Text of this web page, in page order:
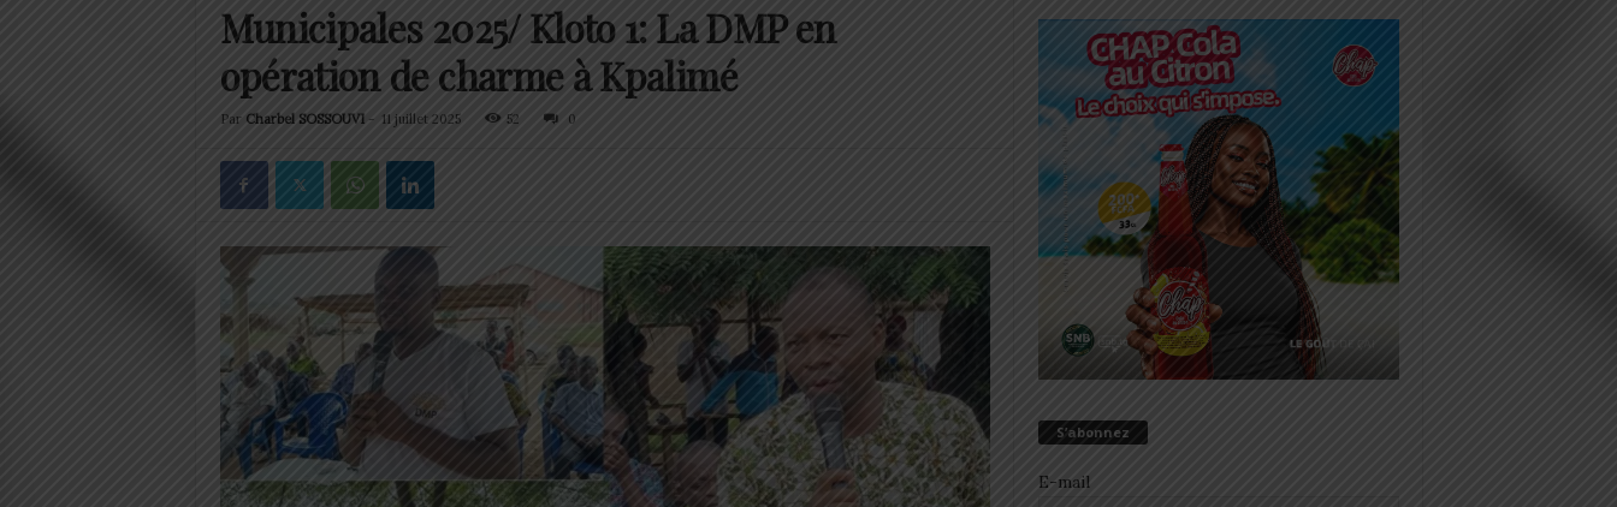
Municipales 2025/ Kloto 1: La DMP en
opération de charme à Kpalimé
Par Charbel SOSSOUVI- 11 juillet 2025 52 0
S’abonnez
E-mail